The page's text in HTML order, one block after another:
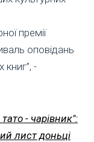
премії
оповідань
-
тато - чарівник":
лист доньці